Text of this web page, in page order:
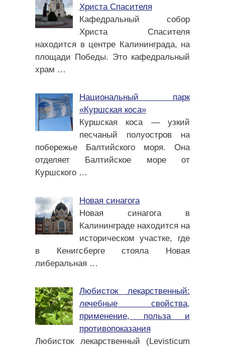
Христа Спасителя
Кафедральный собор
Христа Спасителя
находится в центре Калининграда, на
площади Победы. Это кафедральный
храм …
Национальный парк
«Куршская коса»
Куршская коса — узкий
песчаный полуостров на
побережье Балтийского моря. Она
отделяет Балтийское море от
Куршского …
Новая синагога
Новая синагога в
Калининграде находится на
историческом участке, где
в Кенигсберге стояла Новая
либеральная …
Любисток лекарственный:
лечебные свойства,
применение, польза и
противопоказания
Любисток лекарственный (Levisticum